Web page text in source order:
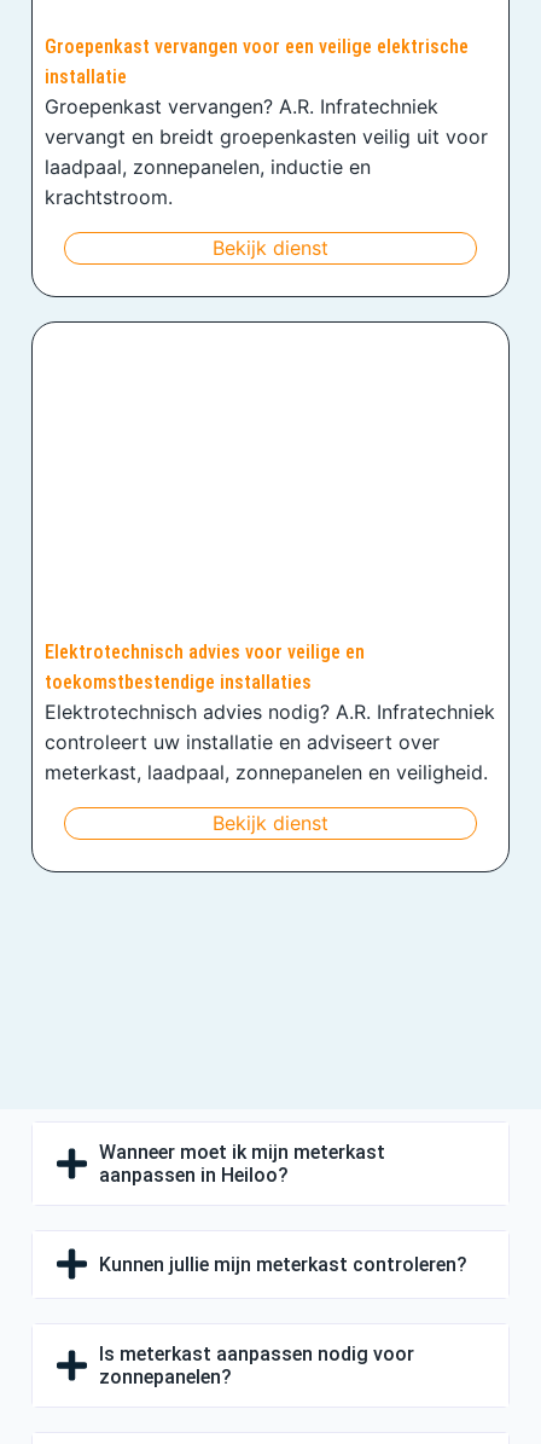
Groepenkast vervangen voor een veilige elektrische
installatie
Groepenkast vervangen? A.R. Infratechniek
vervangt en breidt groepenkasten veilig uit voor
laadpaal, zonnepanelen, inductie en
krachtstroom.
Bekijk dienst
Elektrotechnisch advies voor veilige en
toekomstbestendige installaties
Elektrotechnisch advies nodig? A.R. Infratechniek
controleert uw installatie en adviseert over
meterkast, laadpaal, zonnepanelen en veiligheid.
Bekijk dienst
Wanneer moet ik mijn meterkast
aanpassen in Heiloo?
Kunnen jullie mijn meterkast controleren?
Is meterkast aanpassen nodig voor
zonnepanelen?